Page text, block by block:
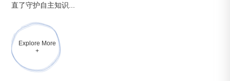
直了守护自主知识...
Explore More
+